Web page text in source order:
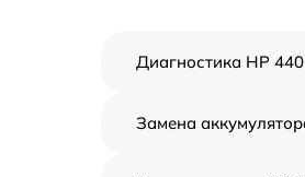
Диагностика HP
Замена